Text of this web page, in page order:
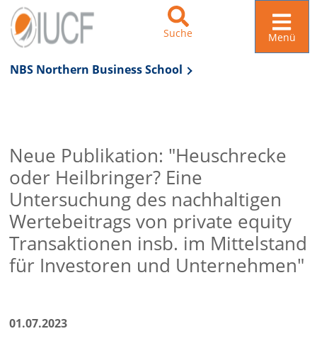
Suche Menü
NBS Northern Business School
Neue Publikation: "Heuschrecke
oder Heilbringer? Eine
Untersuchung des nachhaltigen
Wertebeitrags von private equity
Transaktionen insb. im Mittelstand
für Investoren und Unternehmen"
01.07.2023